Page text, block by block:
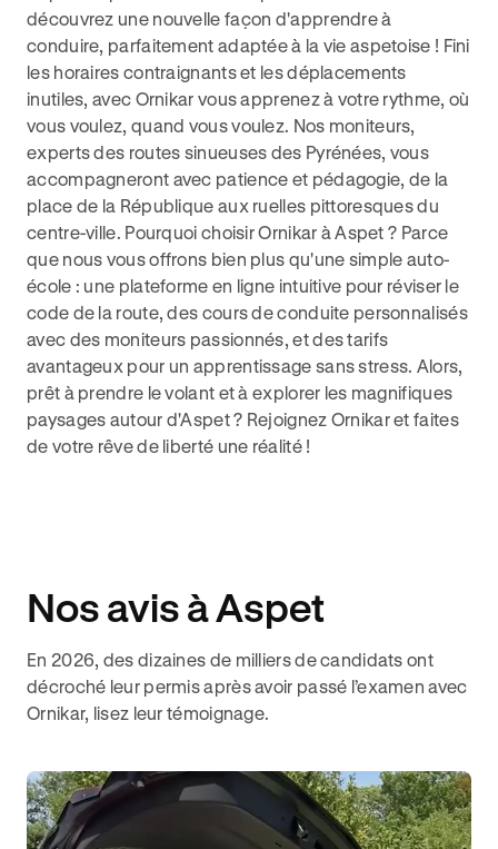
découvrez une nouvelle façon d'apprendre à
conduire, parfaitement adaptée à la vie aspetoise ! Fini
les horaires contraignants et les déplacements
inutiles, avec Ornikar vous apprenez à votre rythme, où
vous voulez, quand vous voulez. Nos moniteurs,
experts des routes sinueuses des Pyrénées, vous
accompagneront avec patience et pédagogie, de la
place de la République aux ruelles pittoresques du
centre-ville. Pourquoi choisir Ornikar à Aspet ? Parce
que nous vous offrons bien plus qu'une simple auto-
école : une plateforme en ligne intuitive pour réviser le
code de la route, des cours de conduite personnalisés
avec des moniteurs passionnés, et des tarifs
avantageux pour un apprentissage sans stress. Alors,
prêt à prendre le volant et à explorer les magnifiques
paysages autour d'Aspet ? Rejoignez Ornikar et faites
de votre rêve de liberté une réalité !
Nos avis à Aspet
En 2026, des dizaines de milliers de candidats ont
décroché leur permis après avoir passé l’examen avec
Ornikar, lisez leur témoignage.